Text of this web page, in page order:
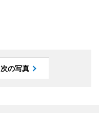
次の写真